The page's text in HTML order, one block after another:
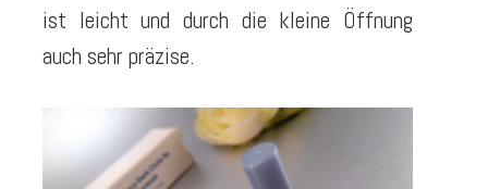
ist leicht und durch die kleine Öffnung
auch sehr präzise.